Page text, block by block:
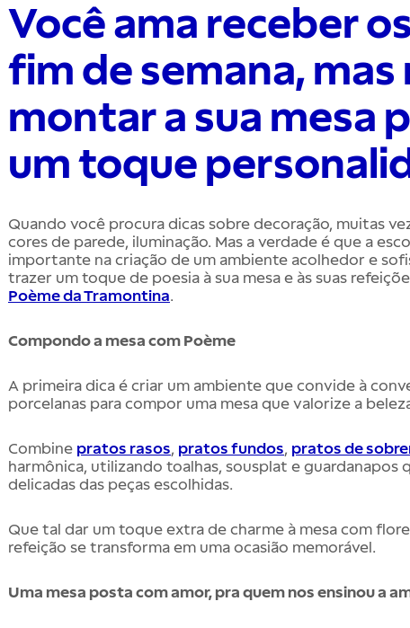
Você ama receber
fim de semana, mas
montar a sua mesa
um toque
Quando você procura dicas sobre decoração, muitas
cores de parede, iluminação. Mas a verdade é que a
importante na criação de um ambiente acolhedor e
trazer um toque de poesia à sua mesa e às suas
Poème da Tramontina.
Compondo a mesa com Poème
A primeira dica é criar um ambiente que convide à
porcelanas para compor uma mesa que valorize a
Combine pratos rasos, pratos fundos, pratos de
harmônica, utilizando toalhas, sousplat e guardanapos
delicadas das peças escolhidas.
Que tal dar um toque extra de charme à mesa com
refeição se transforma em uma ocasião memorável.
Uma mesa posta com amor, pra quem nos ensinou a